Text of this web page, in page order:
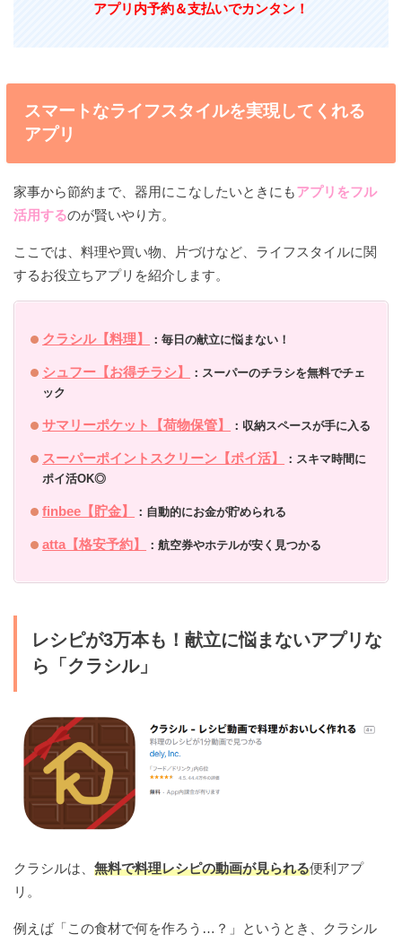
アプリ内予約＆支払いでカンタン！
スマートなライフスタイルを実現してくれる
アプリ
家事から節約まで、器用にこなしたいときにもアプリをフル
活用するのが賢いやり方。
ここでは、料理や買い物、片づけなど、ライフスタイルに関
するお役立ちアプリを紹介します。
クラシル【料理】 ：毎日の献立に悩まない！
シュフー【お得チラシ】
：スーパーのチラシを無料でチェ
ック
サマリーポケット【荷物保管】 ：収納スペースが手に入る
スーパーポイントスクリーン【ポイ活】
：スキマ時間に
ポイ活OK◎
finbee【貯金】 ：自動的にお金が貯められる
atta【格安予約】 ：航空券やホテルが安く見つかる
レシピが3万本も！献立に悩まないアプリな
ら「クラシル」
クラシルは、無料で料理レシピの動画が見られる便利アプ
リ。
例えば「この食材で何を作ろう…？」というとき、クラシル